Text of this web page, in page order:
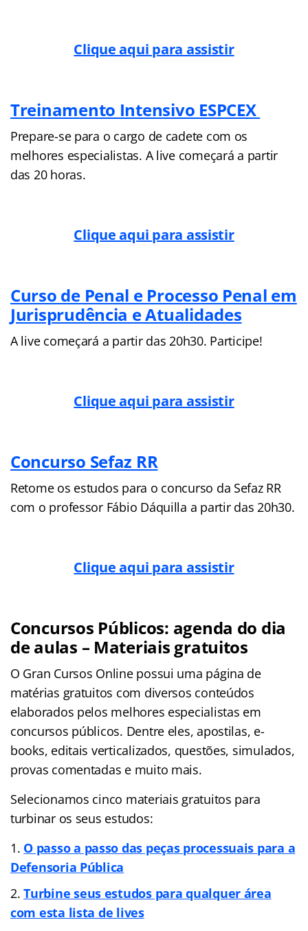
Clique aqui para assistir
Treinamento Intensivo ESPCEX
Prepare-se para o cargo de cadete com os
melhores especialistas. A live começará a partir
das 20 horas.
Clique aqui para assistir
Curso de Penal e Processo Penal em
Jurisprudência e Atualidades
A live começará a partir das 20h30. Participe!
Clique aqui para assistir
Concurso Sefaz RR
Retome os estudos para o concurso da Sefaz RR
com o professor Fábio Dáquilla a partir das 20h30.
Clique aqui para assistir
Concursos Públicos: agenda do dia
de aulas – Materiais gratuitos
O Gran Cursos Online possui uma página de
matérias gratuitos com diversos conteúdos
elaborados pelos melhores especialistas em
concursos públicos. Dentre eles, apostilas, e-
books, editais verticalizados, questões, simulados,
provas comentadas e muito mais.
Selecionamos cinco materiais gratuitos para
turbinar os seus estudos:
O passo a passo das peças processuais para a
Defensoria Pública
Turbine seus estudos para qualquer área
com esta lista de lives